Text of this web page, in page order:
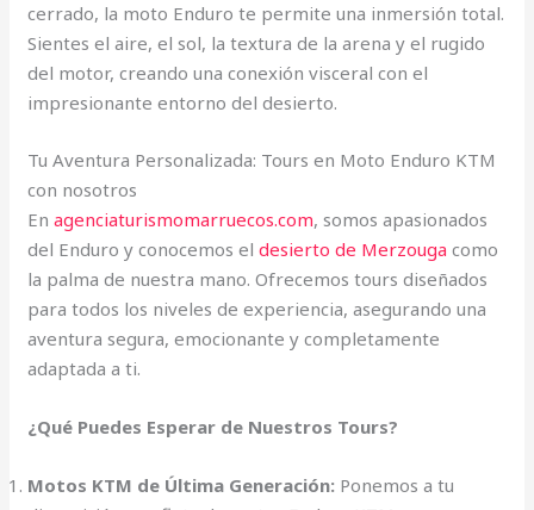
cerrado, la moto Enduro te permite una inmersión total.
Sientes el aire, el sol, la textura de la arena y el rugido
del motor, creando una conexión visceral con el
impresionante entorno del desierto.
Tu Aventura Personalizada: Tours en Moto Enduro KTM
con nosotros
Enagenciaturismomarruecos.com, somos apasionados
del Enduro y conocemos eldesierto de Merzougacomo
la palma de nuestra mano. Ofrecemos tours diseñados
para todos los niveles de experiencia, asegurando una
aventura segura, emocionante y completamente
adaptada a ti.
¿Qué Puedes Esperar de Nuestros Tours?
Motos KTM de Última Generación: Ponemos a tu